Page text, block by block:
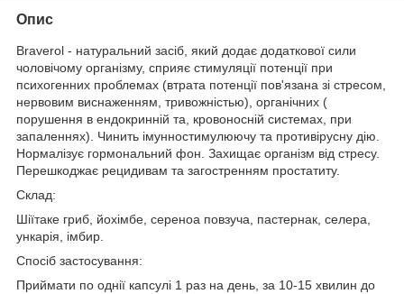
Опис
Braverol - натуральний засіб, який додає додаткової сили
чоловічому організму, сприяє стимуляції потенції при
психогенних проблемах (втрата потенції пов'язана зі стресом,
нервовим виснаженням, тривожністью), органічних (
порушення в ендокринній та, кровоносній системах, при
запаленнях). Чинить імунностимулюючу та противірусну дію.
Нормалізує гормональний фон. Захищає організм від стресу.
Перешкоджає рецидивам та загостренням простатиту.
Склад:
Шіїтаке гриб, йохімбе, сереноа повзуча, пастернак, селера,
ункарія, імбир.
Спосіб застосування:
Приймати по однії капсулі 1 раз на день, за 10-15 хвилин до